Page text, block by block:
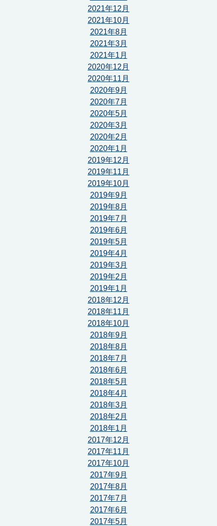
2021年12月
2021年10月
2021年8月
2021年3月
2021年1月
2020年12月
2020年11月
2020年9月
2020年7月
2020年5月
2020年3月
2020年2月
2020年1月
2019年12月
2019年11月
2019年10月
2019年9月
2019年8月
2019年7月
2019年6月
2019年5月
2019年4月
2019年3月
2019年2月
2019年1月
2018年12月
2018年11月
2018年10月
2018年9月
2018年8月
2018年7月
2018年6月
2018年5月
2018年4月
2018年3月
2018年2月
2018年1月
2017年12月
2017年11月
2017年10月
2017年9月
2017年8月
2017年7月
2017年6月
2017年5月